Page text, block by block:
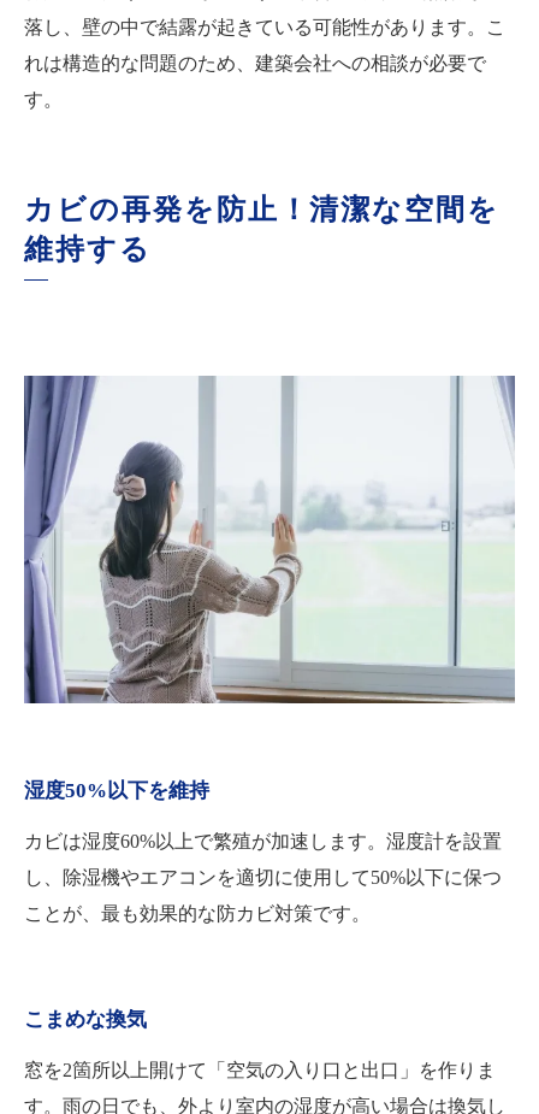
落し、壁の中で結露が起きている可能性があります。こ
れは構造的な問題のため、建築会社への相談が必要で
す。
カビの再発を防止！清潔な空間を
維持する
湿度50%以下を維持
カビは湿度60%以上で繁殖が加速します。湿度計を設置
し、除湿機やエアコンを適切に使用して50%以下に保つ
ことが、最も効果的な防カビ対策です。
こまめな換気
窓を2箇所以上開けて「空気の入り口と出口」を作りま
す。雨の日でも、外より室内の湿度が高い場合は換気し